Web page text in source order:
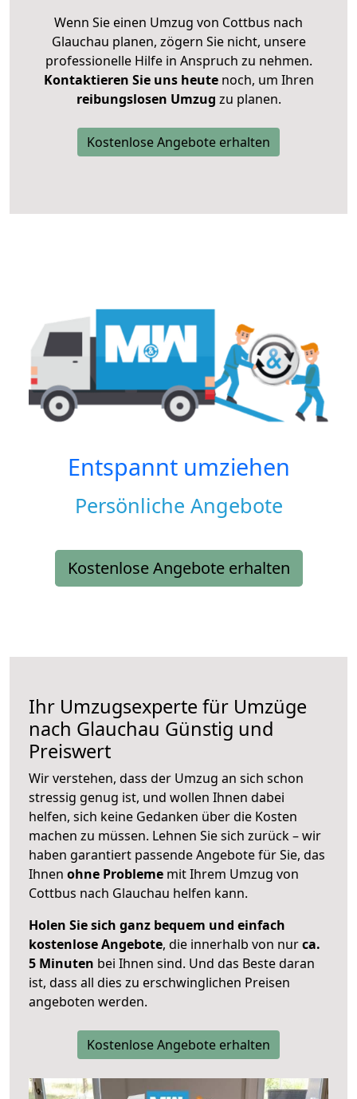
Wenn Sie einen Umzug von Cottbus nach
Glauchau planen, zögern Sie nicht, unsere
professionelle Hilfe in Anspruch zu nehmen.
Kontaktieren Sie uns heutenoch, um Ihren
reibungslosen Umzug zu planen.
Kostenlose Angebote erhalten
Entspannt umziehen
Persönliche Angebote
Kostenlose Angebote erhalten
Ihr Umzugsexperte für Umzüge
nach Glauchau Günstig und
Preiswert
Wir verstehen, dass der Umzug an sich schon
stressig genug ist, und wollen Ihnen dabei
helfen, sich keine Gedanken über die Kosten
machen zu müssen. Lehnen Sie sich zurück – wir
haben garantiert passende Angebote für Sie, das
Ihnen ohne Probleme mit Ihrem Umzug von
Cottbus nach Glauchau helfen kann.
Holen Sie sich ganz bequem und einfach
kostenlose Angebote, die innerhalb von nurca.
5 Minuten bei Ihnen sind. Und das Beste daran
ist, dass all dies zu erschwinglichen Preisen
angeboten werden.
Kostenlose Angebote erhalten